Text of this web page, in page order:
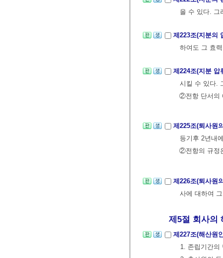
을 수 있다. 그
제223조(지분의
하여도 그 효
제224조(지분
시킬 수 있다.
②전항 단서의
제225조(퇴사원
등기후 2년내
②전항의 규정
제226조(퇴사원
사에 대하여
제5절 회사의
제227조(해산원
1. 존립기간의